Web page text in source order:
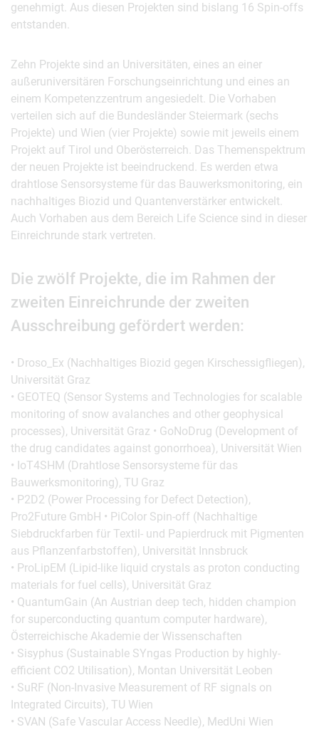
genehmigt. Aus diesen Projekten sind bislang 16 Spin-offs
entstanden.
Zehn Projekte sind an Universitäten, eines an einer
außeruniversitären Forschungseinrichtung und eines an
einem Kompetenzzentrum angesiedelt. Die Vorhaben
verteilen sich auf die Bundesländer Steiermark (sechs
Projekte) und Wien (vier Projekte) sowie mit jeweils einem
Projekt auf Tirol und Oberösterreich. Das Themenspektrum
der neuen Projekte ist beeindruckend. Es werden etwa
drahtlose Sensorsysteme für das Bauwerksmonitoring, ein
nachhaltiges Biozid und Quantenverstärker entwickelt.
Auch Vorhaben aus dem Bereich Life Science sind in dieser
Einreichrunde stark vertreten.
Die zwölf Projekte, die im Rahmen der
zweiten Einreichrunde der zweiten
Ausschreibung gefördert werden:
• Droso_Ex (Nachhaltiges Biozid gegen Kirschessigfliegen),
Universität Graz
• GEOTEQ (Sensor Systems and Technologies for scalable
monitoring of snow avalanches and other geophysical
processes), Universität Graz • GoNoDrug (Development of
the drug candidates against gonorrhoea), Universität Wien
• IoT4SHM (Drahtlose Sensorsysteme für das
Bauwerksmonitoring), TU Graz
• P2D2 (Power Processing for Defect Detection),
Pro2Future GmbH • PiColor Spin-off (Nachhaltige
Siebdruckfarben für Textil- und Papierdruck mit Pigmenten
aus Pflanzenfarbstoffen), Universität Innsbruck
• ProLipEM (Lipid-like liquid crystals as proton conducting
materials for fuel cells), Universität Graz
• QuantumGain (An Austrian deep tech, hidden champion
for superconducting quantum computer hardware),
Österreichische Akademie der Wissenschaften
• Sisyphus (Sustainable SYngas Production by highly-
efficient CO2 Utilisation), Montan Universität Leoben
• SuRF (Non-Invasive Measurement of RF signals on
Integrated Circuits), TU Wien
• SVAN (Safe Vascular Access Needle), MedUni Wien